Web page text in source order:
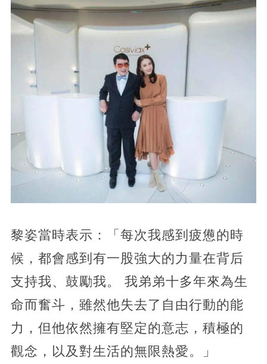
黎姿當時表示：「每次我感到疲憊的時
候，都會感到有一股強大的力量在背后
支持我、鼓勵我。 我弟弟十多年來為生
命而奮斗，雖然他失去了自由行動的能
力，但他依然擁有堅定的意志，積極的
觀念，以及對生活的無限熱愛。」